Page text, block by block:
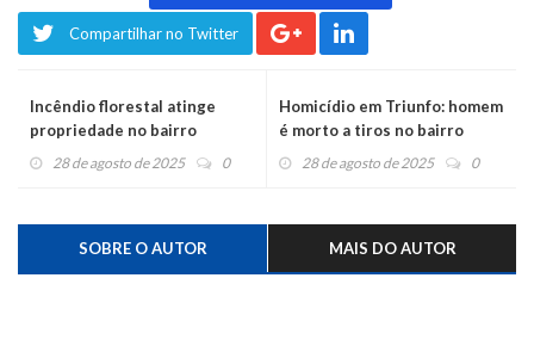
Compartilhar no Twitter
Incêndio florestal atinge
propriedade no bairro
Conceição
28 de agosto de 2025 0
Homicídio em Triunfo: homem
é morto a tiros no bairro
Ponte Seca
28 de agosto de 2025 0
SOBRE O AUTOR MAIS DO AUTOR